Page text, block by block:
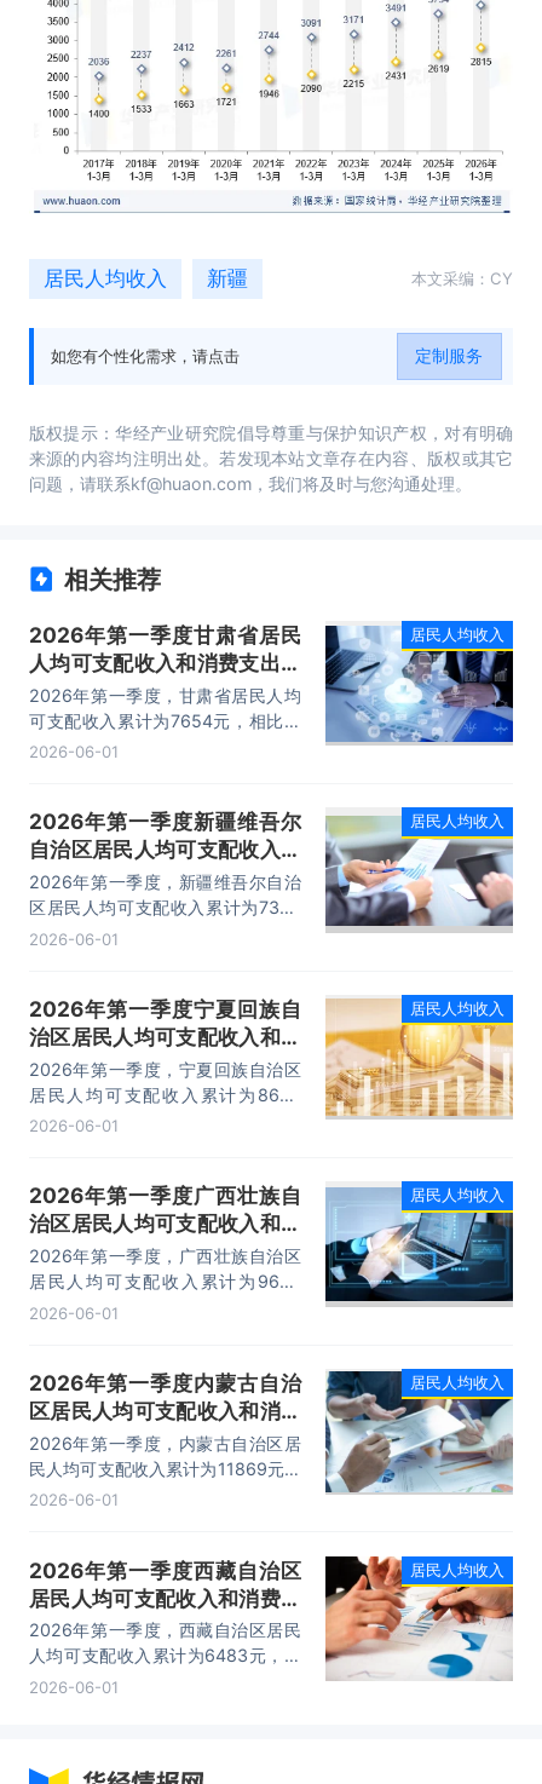
居民人均收入 新疆 本文采编：CY
如您有个性化需求，请点击 定制服务
版权提示：华经产业研究院倡导尊重与保护知识产权，对有明确
来源的内容均注明出处。若发现本站文章存在内容、版权或其它
问题，请联系kf@huaon.com，我们将及时与您沟通处理。
相关推荐
2026年第一季度甘肃省居民
人均可支配收入和消费支出情
况统计
2026年第一季度，甘肃省居民人均
可支配收入累计为7654元，相比上
年同期增加了472元，同比名义增长
元，同比名义增长4%。
2026-06-01
居民人均收入
2026年第一季度新疆维吾尔
自治区居民人均可支配收入和
消费支出情况统计
2026年第一季度，新疆维吾尔自治
区居民人均可支配收入累计为7306
元，相比上年同期增加了445元，同
加了343元，同比名义增长5.88%。
2026-06-01
居民人均收入
2026年第一季度宁夏回族自
治区居民人均可支配收入和消
费支出情况统计
2026年第一季度，宁夏回族自治区
居民人均可支配收入累计为8686
元，相比上年同期增加了484元，同
加了362元，同比名义增长5.98%。
2026-06-01
居民人均收入
2026年第一季度广西壮族自
治区居民人均可支配收入和消
费支出情况统计
2026年第一季度，广西壮族自治区
居民人均可支配收入累计为9644
元，相比上年同期增加了423元，同
加了185元，同比名义增长3.22%。
2026-06-01
居民人均收入
2026年第一季度内蒙古自治
区居民人均可支配收入和消费
支出情况统计
2026年第一季度，内蒙古自治区居
民人均可支配收入累计为11869元，
相比上年同期增加了566元，同比名
172元，同比名义增长2.29%。
2026-06-01
居民人均收入
2026年第一季度西藏自治区
居民人均可支配收入和消费支
出情况统计
2026年第一季度，西藏自治区居民
人均可支配收入累计为6483元，相
比上年同期增加了454元，同比名义
2026-06-01
居民人均收入